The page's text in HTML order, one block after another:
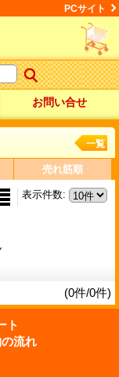
PCサイト
お問い合せ
一覧
売れ筋順
表示件数:
(0件/0件)
ト
流れ